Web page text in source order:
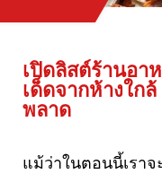
เปิดลิสต์ร้านอ
เด็ดจากห้างใก
พลาด
แม้ว่าในตอนนี้เราจ